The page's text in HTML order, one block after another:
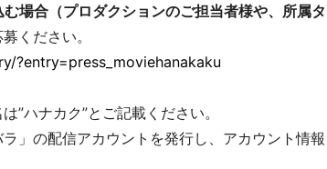
場合（プロダクションのご担当者様や、所属タ
ください。
?entry=press_moviehanakaku
”ハナカク”とご記載ください。
」の配信アカウントを発行し、アカウント情